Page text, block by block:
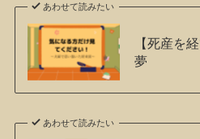
あわせて読みたい
【死産を
夢
あわせて読みたい